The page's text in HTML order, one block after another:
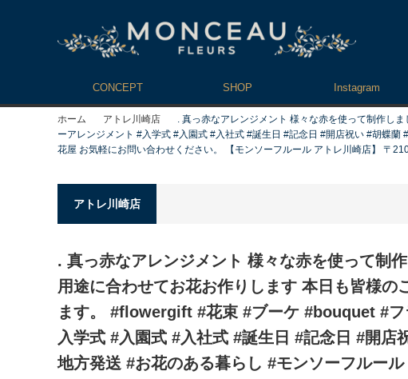
CONCEPT SHOP Instagram
ホーム アトレ川崎店
. 真っ赤なアレンジメント 様々な赤を使って制作し
ーアレンジメント #入学式 #入園式 #入社式 #誕生日 #記念日 #開店祝い #胡蝶
花屋 お気軽にお問い合わせください。 【モンソーフルール アトレ川崎店】 〒
アトレ川崎店
. 真っ赤なアレンジメント 様々な赤を使って制
用途に合わせてお花お作りします 本日も皆様の
ます。 #flowergift #花束 #ブーケ #bouquet #フ
入学式 #入園式 #入社式 #誕生日 #記念日 #開店
地方発送 #お花のある暮らし #モンソーフルー